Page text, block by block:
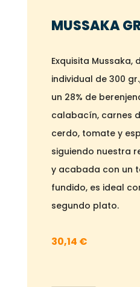
MUSSAKA
Exquisita Mussaka,
individual de 300
un 28% de
calabacín, carnes
cerdo, tomate y
siguiendo nuestra
y acabada con un
fundido, es ideal
segundo plato.
30,14 €